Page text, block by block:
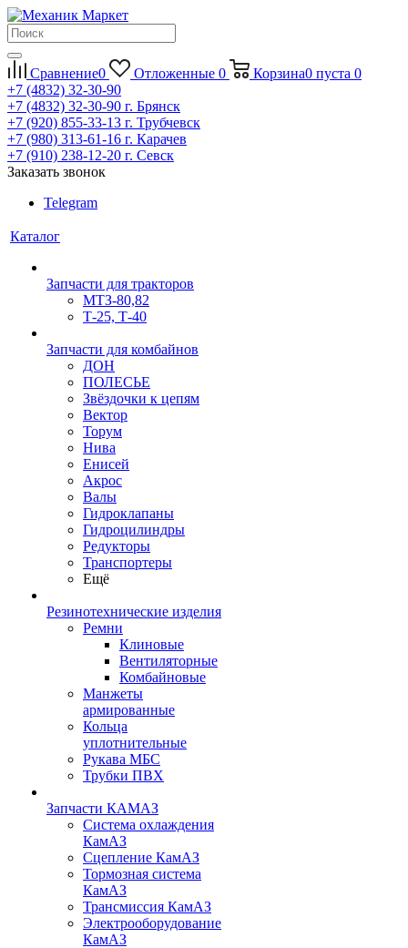
Сравнение0 Отложенные 0 Корзина0 пуста 0
+7 (4832) 32-30-90
+7 (4832) 32-30-90 г. Брянск
+7 (920) 855-33-13 г. Трубчевск
+7 (980) 313-61-16 г. Карачев
+7 (910) 238-12-20 г. Севск
Заказать звонок
Telegram
Каталог
Запчасти для тракторов
МТЗ-80,82
Т-25, Т-40
Запчасти для комбайнов
ДОН
ПОЛЕСЬЕ
Звёздочки к цепям
Вектор
Торум
Нива
Енисей
Акрос
Валы
Гидроклапаны
Гидроцилиндры
Редукторы
Транспортеры
Ещё
Резинотехнические изделия
Ремни
Клиновые
Вентиляторные
Комбайновые
Манжеты
армированные
Кольца
уплотнительные
Рукава МБС
Трубки ПВХ
Запчасти КАМАЗ
Система охлаждения
КамАЗ
Сцепление КамАЗ
Тормозная система
КамАЗ
Трансмиссия КамАЗ
Электрооборудование
КамАЗ